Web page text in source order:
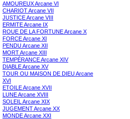
AMOUREUX Arcane VI
CHARIOT Arcane VII
JUSTICE Arcane VIII
ERMITE Arcane IX
ROUE DE LA FORTUNE Arcane X
FORCE Arcane XI
PENDU Arcane XII
MORT Arcane XIII
TEMPÉRANCE Arcane XIV
DIABLE Arcane XV
TOUR OU MAISON DE DIEU Arcane
XVI
ETOILE Arcane XVII
LUNE Arcane XVIII
SOLEIL Arcane XIX
JUGEMENT Arcane XX
MONDE Arcane XXI